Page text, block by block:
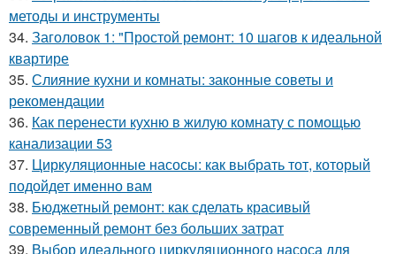
методы и инструменты
34. Заголовок 1: "Простой ремонт: 10 шагов к идеальной
квартире
35. Слияние кухни и комнаты: законные советы и
рекомендации
36. Как перенести кухню в жилую комнату с помощью
канализации 53
37. Циркуляционные насосы: как выбрать тот, который
подойдет именно вам
38. Бюджетный ремонт: как сделать красивый
современный ремонт без больших затрат
39. Выбор идеального циркуляционного насоса для